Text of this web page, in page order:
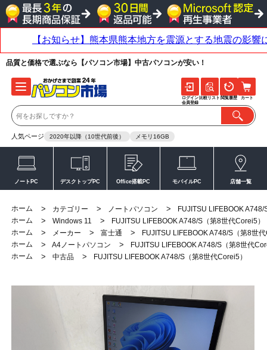
品質と価格で選ぶなら【パソコン市場】中古パソコンが安い！
人気ページ 2020年以降（10世代前後） メモリ16GB
ログイン
会員登録
比較リスト 閲覧履歴 カート
ノートPC デスクトップPC Office搭載PC モバイルPC 店舗一覧
ホーム > カテゴリー > ノートパソコン >
FUJITSU LIFEBOOK
ホーム
> Windows 11 >
FUJITSU LIFEBOOK A748/S（第8世代Corei5）
ホーム
> メーカー > 富士通 >
FUJITSU LIFEBOOK A748/S（第8世
ホーム
> A4ノートパソコン >
FUJITSU LIFEBOOK A748/S（第8世代
ホーム
> 中古品 > FUJITSU LIFEBOOK A748/S（第8世代Corei5）